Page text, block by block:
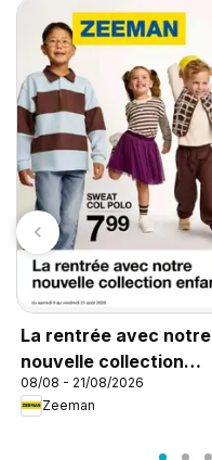
La rentrée avec notre
nouvelle collection
enfant
08/08 - 21/08/2026
Zeeman